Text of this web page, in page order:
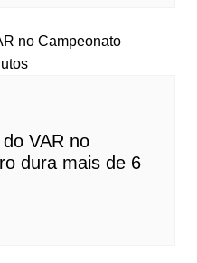
VAR no
dura mais de 6